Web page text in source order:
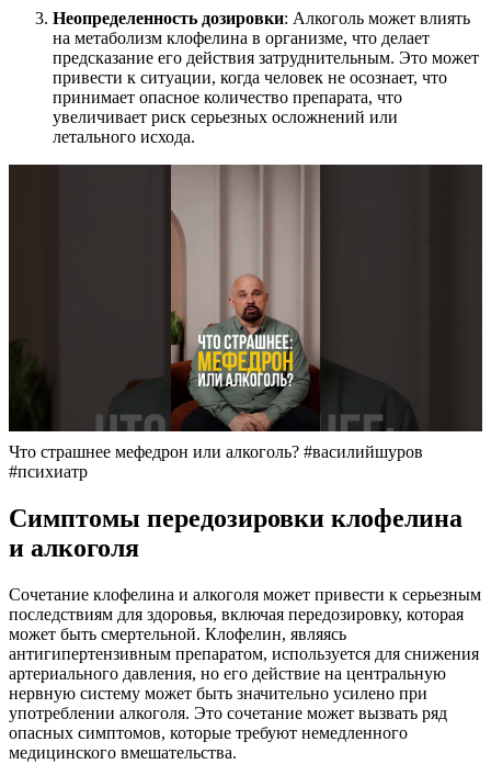
Неопределенность дозировки: Алкоголь может влиять
на метаболизм клофелина в организме, что делает
предсказание его действия затруднительным. Это может
привести к ситуации, когда человек не осознает, что
принимает опасное количество препарата, что
увеличивает риск серьезных осложнений или
летального исхода.
Что страшнее мефедрон или алкоголь? #василийшуров
#психиатр
Симптомы передозировки клофелина
и алкоголя
Сочетание клофелина и алкоголя может привести к серьезным
последствиям для здоровья, включая передозировку, которая
может быть смертельной. Клофелин, являясь
антигипертензивным препаратом, используется для снижения
артериального давления, но его действие на центральную
нервную систему может быть значительно усилено при
употреблении алкоголя. Это сочетание может вызвать ряд
опасных симптомов, которые требуют немедленного
медицинского вмешательства.